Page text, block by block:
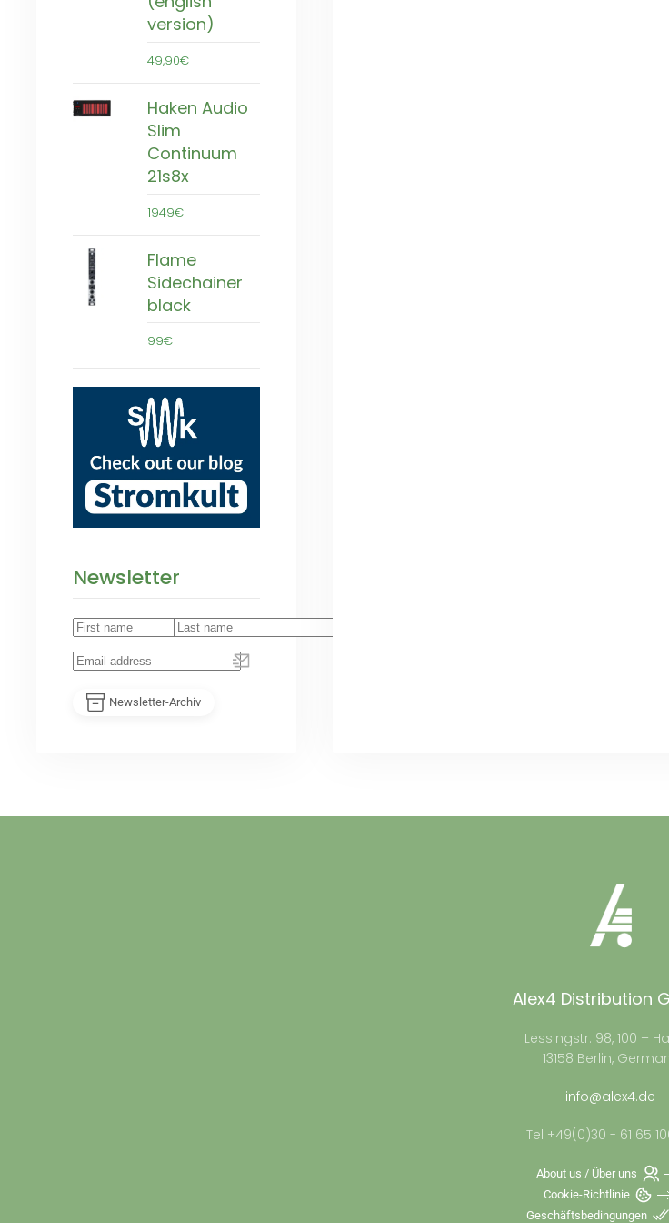
version)
49,90€
Haken Audio
Slim
Continuum
21s8x
1949€
Flame
Sidechainer
black
99€
Newsletter
Newsletter-Archiv
Alex4 Distribution
Lessingstr. 98, 100 –
13158 Berlin,
info@alex4.de
Tel +49(0)30 - 61 65
About us / Über uns
Cookie-Richtlinie
Geschäftsbedingungen